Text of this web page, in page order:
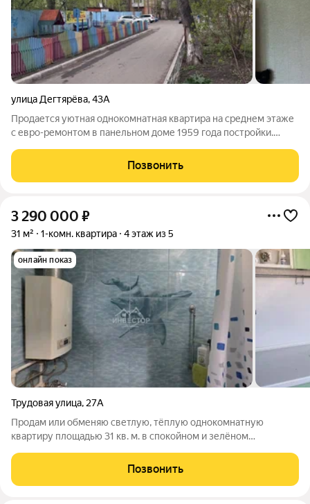
улица Дегтярёва,43А
Продается уютная однокомнатная квартира на среднем этаже
с евро-ремонтом в панельном доме 1959 года постройки.
Победы для прогулок. Почти во дворе школа № 103, через
дорогу Лицей № 88, д/с №
Позвонить
3 290 000 ₽
31 м² 1-комн. квартира 4 этаж из 5
онлайн показ
Трудовая улица, 27А
Продам или обменяю светлую, тёплую однокомнатную
квартиру площадью 31 кв. м. в спокойном и зелёном
и уюта! В квартире выполнен качественный косметический
ремонт: всё чисто, аккуратно и
Позвонить